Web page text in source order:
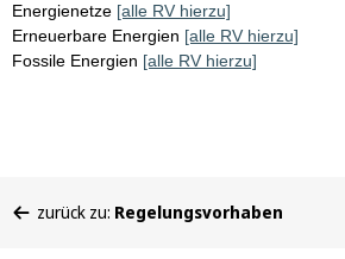
Energienetze [alle RV hierzu]
Erneuerbare Energien [alle RV hierzu]
Fossile Energien [alle RV hierzu]
befinden
zurück zu: Regelungsvorhaben